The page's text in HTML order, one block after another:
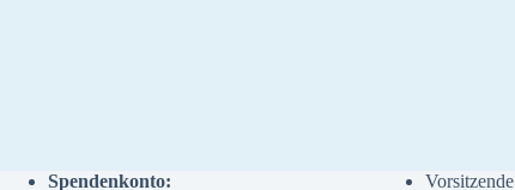
Spendenkonto: Vorsitzende